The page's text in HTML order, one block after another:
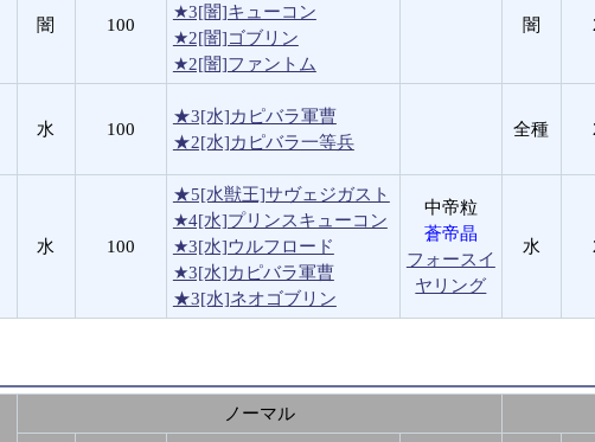
闇 100
★3[闇]キューコン
★2[闇]ゴブリン
★2[闇]ファントム
闇
水 100
★3[水]カピバラ軍曹
★2[水]カピバラ一等兵
全種
水 100
★5[水獣王]サヴェジガスト
★4[水]プリンスキューコン
★3[水]ウルフロード
★3[水]カピバラ軍曹
★3[水]ネオゴブリン
中帝粒
蒼帝晶
フォースイ
ヤリング
水
ノーマル